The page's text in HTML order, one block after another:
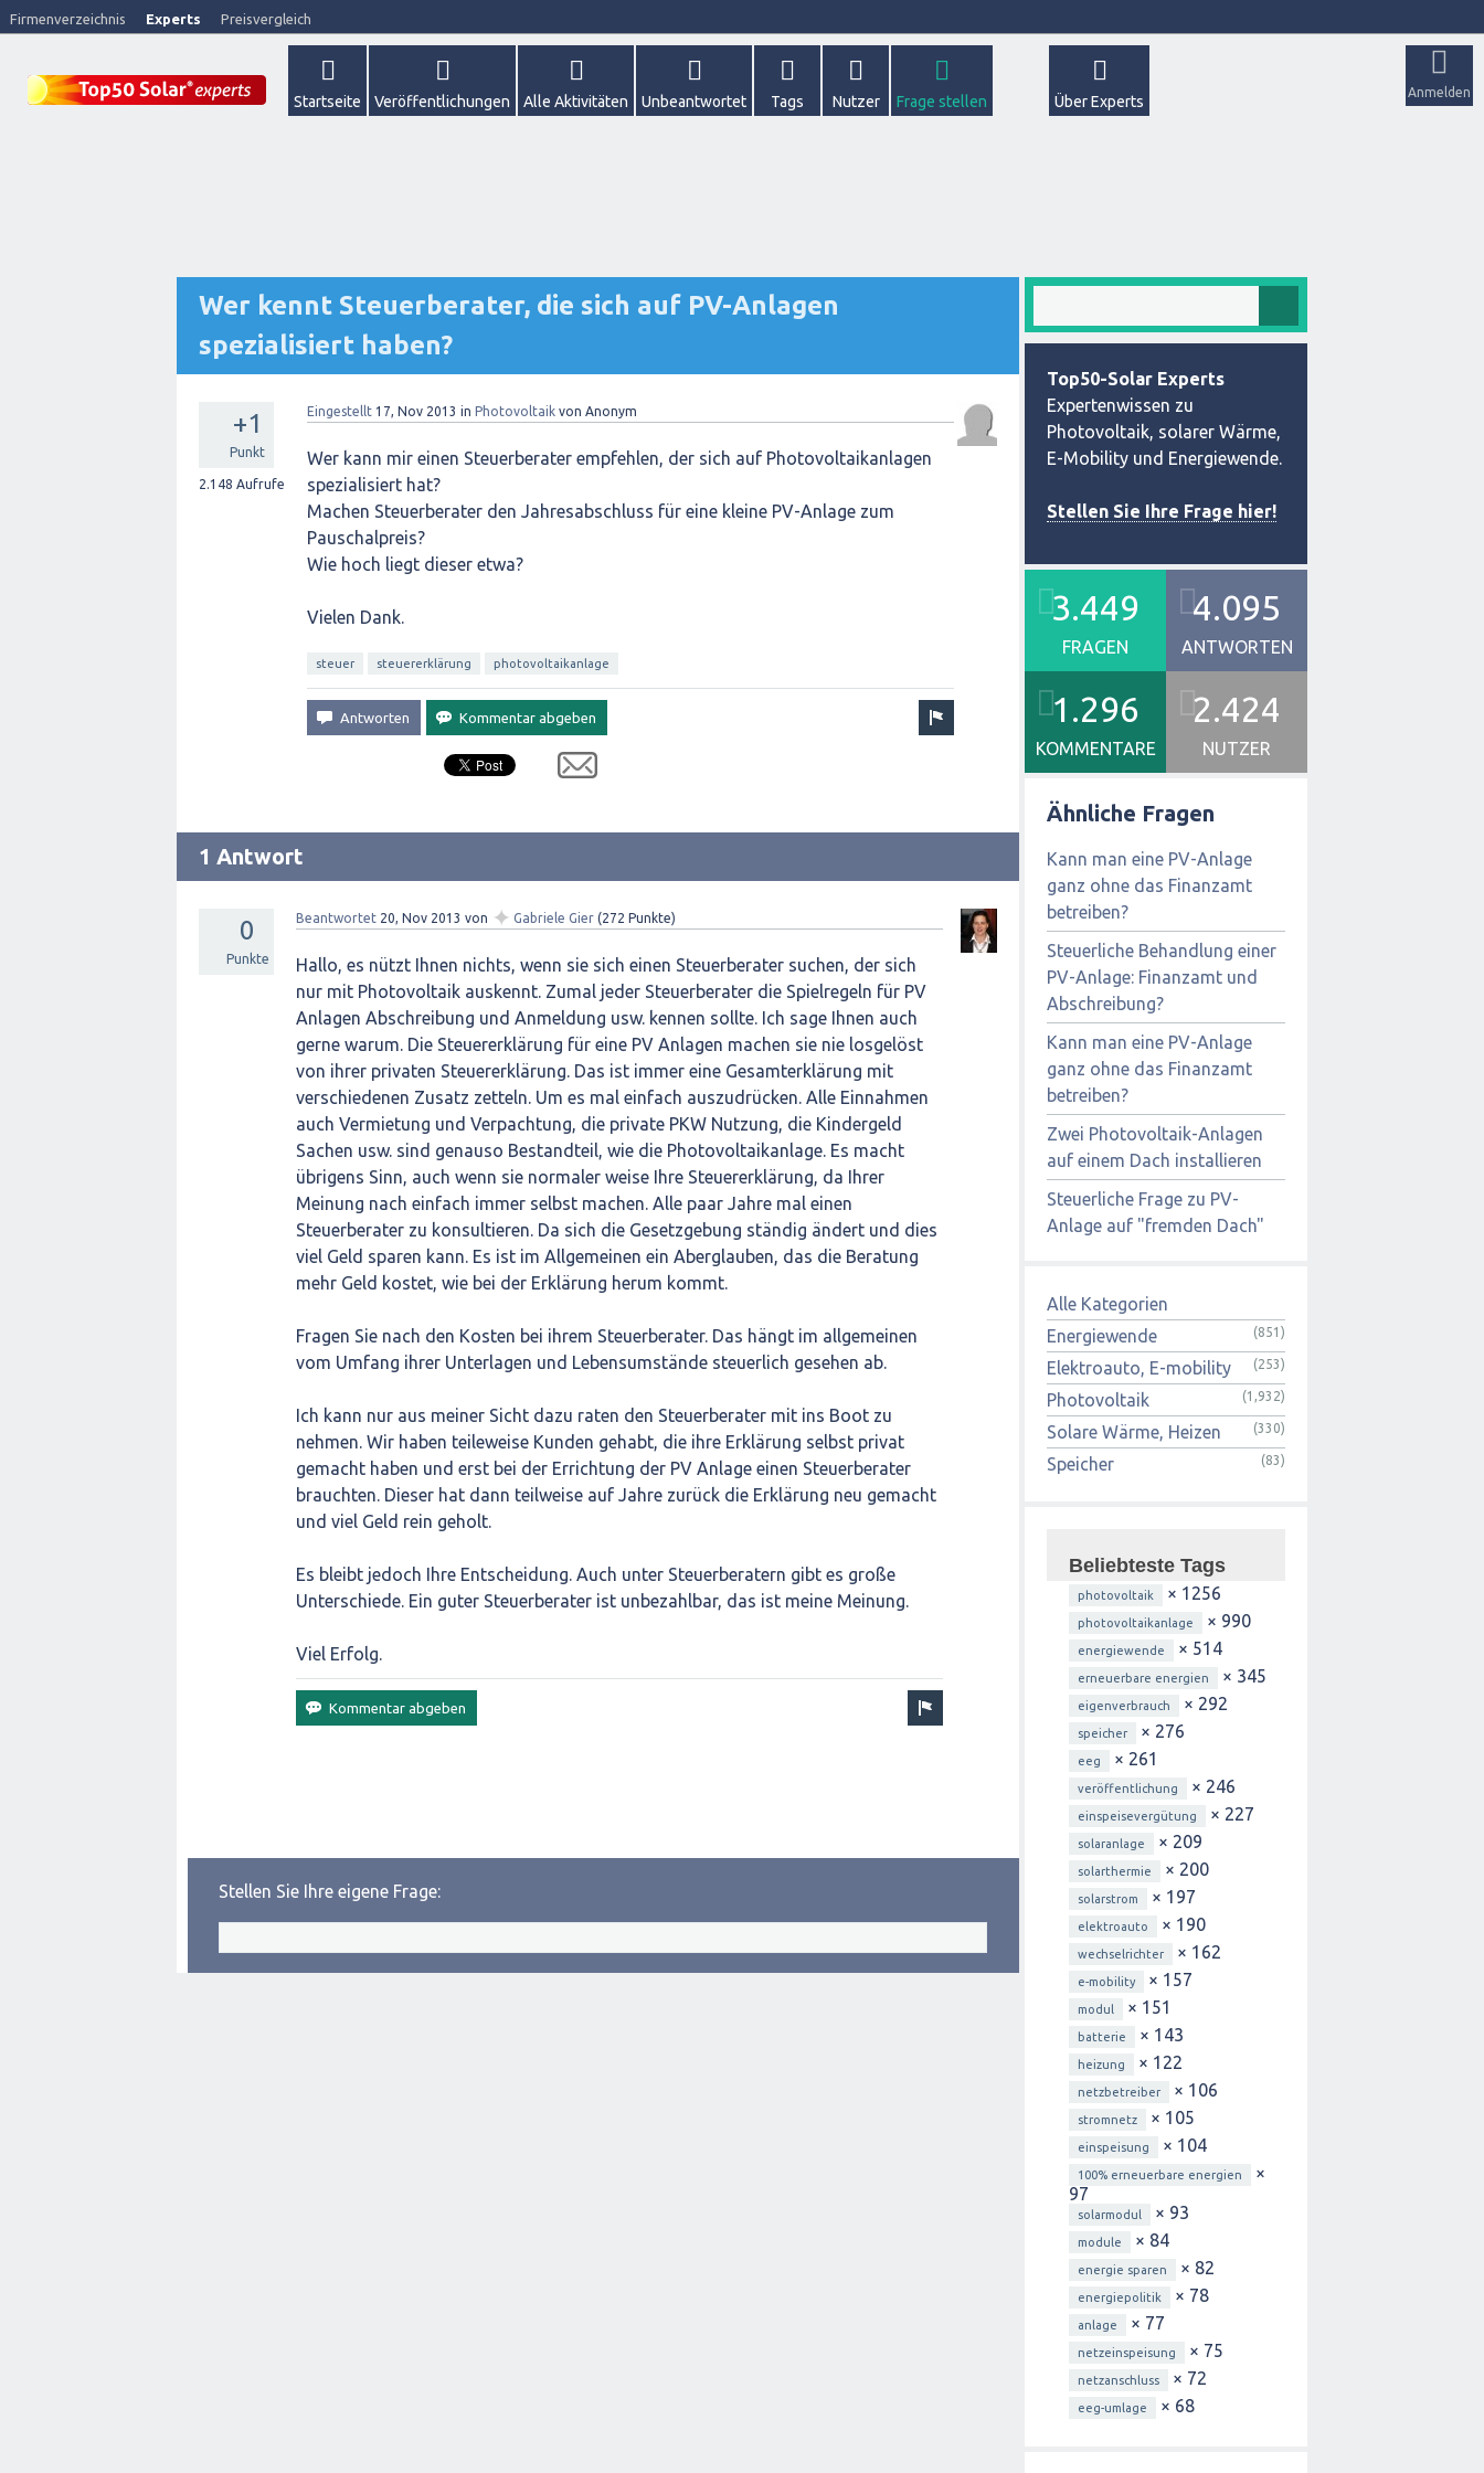
Firmenverzeichnis Experts Preisvergleich
Anmelden
Startseite Veröffentlichungen Alle Aktivitäten Unbeantwortet Tags Nutzer Frage stellen Über Experts
Wer kennt Steuerberater, die sich auf PV-Anlagen
spezialisiert haben?
+1
Punkt
2.148 Aufrufe
Eingestellt 17, Nov 2013 in Photovoltaik von Anonym
Wer kann mir einen Steuerberater empfehlen, der sich auf Photovoltaikanlagen
spezialisiert hat?
Machen Steuerberater den Jahresabschluss für eine kleine PV-Anlage zum
Pauschalpreis?
Wie hoch liegt dieser etwa?
Vielen Dank.
steuer steuererklärung photovoltaikanlage
1 Antwort
0
Punkte
Beantwortet 20, Nov 2013 von ✦ Gabriele Gier (272 Punkte)
Hallo, es nützt Ihnen nichts, wenn sie sich einen Steuerberater suchen, der sich
nur mit Photovoltaik auskennt. Zumal jeder Steuerberater die Spielregeln für PV
Anlagen Abschreibung und Anmeldung usw. kennen sollte. Ich sage Ihnen auch
gerne warum. Die Steuererklärung für eine PV Anlagen machen sie nie losgelöst
von ihrer privaten Steuererklärung. Das ist immer eine Gesamterklärung mit
verschiedenen Zusatz zetteln. Um es mal einfach auszudrücken. Alle Einnahmen
auch Vermietung und Verpachtung, die private PKW Nutzung, die Kindergeld
Sachen usw. sind genauso Bestandteil, wie die Photovoltaikanlage. Es macht
übrigens Sinn, auch wenn sie normaler weise Ihre Steuererklärung, da Ihrer
Meinung nach einfach immer selbst machen. Alle paar Jahre mal einen
Steuerberater zu konsultieren. Da sich die Gesetzgebung ständig ändert und dies
viel Geld sparen kann. Es ist im Allgemeinen ein Aberglauben, das die Beratung
mehr Geld kostet, wie bei der Erklärung herum kommt.
Fragen Sie nach den Kosten bei ihrem Steuerberater. Das hängt im allgemeinen
vom Umfang ihrer Unterlagen und Lebensumstände steuerlich gesehen ab.
Ich kann nur aus meiner Sicht dazu raten den Steuerberater mit ins Boot zu
nehmen. Wir haben teileweise Kunden gehabt, die ihre Erklärung selbst privat
gemacht haben und erst bei der Errichtung der PV Anlage einen Steuerberater
brauchten. Dieser hat dann teilweise auf Jahre zurück die Erklärung neu gemacht
und viel Geld rein geholt.
Es bleibt jedoch Ihre Entscheidung. Auch unter Steuerberatern gibt es große
Unterschiede. Ein guter Steuerberater ist unbezahlbar, das ist meine Meinung.
Viel Erfolg.
Stellen Sie Ihre eigene Frage:
Top50-Solar Experts
Expertenwissen zu
Photovoltaik, solarer Wärme,
E-Mobility und Energiewende.
Stellen Sie Ihre Frage hier!
3.449
FRAGEN
4.095
ANTWORTEN
1.296
KOMMENTARE
2.424
NUTZER
Ähnliche Fragen
Kann man eine PV-Anlage
ganz ohne das Finanzamt
betreiben?
Steuerliche Behandlung einer
PV-Anlage: Finanzamt und
Abschreibung?
Kann man eine PV-Anlage
ganz ohne das Finanzamt
betreiben?
Zwei Photovoltaik-Anlagen
auf einem Dach installieren
Steuerliche Frage zu PV-
Anlage auf "fremden Dach"
Alle Kategorien
Energiewende
(851)
Elektroauto, E-mobility (253)
Photovoltaik (1,932)
Solare Wärme, Heizen (330)
Speicher (83)
Beliebteste Tags
photovoltaik × 1256
photovoltaikanlage × 990
energiewende × 514
erneuerbare energien × 345
eigenverbrauch × 292
speicher × 276
eeg × 261
veröffentlichung × 246
einspeisevergütung × 227
solaranlage × 209
solarthermie × 200
solarstrom × 197
elektroauto × 190
wechselrichter × 162
e-mobility × 157
modul × 151
batterie × 143
heizung × 122
netzbetreiber × 106
stromnetz × 105
einspeisung × 104
100% erneuerbare energien
×
97
solarmodul × 93
module × 84
energie sparen × 82
energiepolitik × 78
anlage × 77
netzeinspeisung × 75
netzanschluss × 72
eeg-umlage × 68